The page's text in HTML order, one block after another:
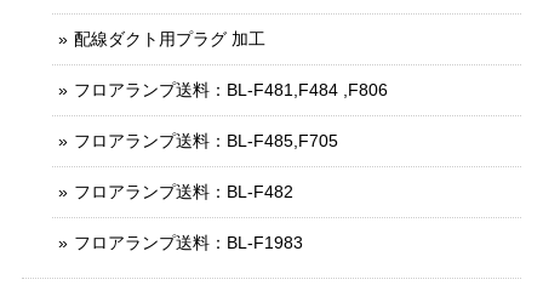
配線ダクト用プラグ 加工
フロアランプ送料：BL-F481,F484 ,F806
フロアランプ送料：BL-F485,F705
フロアランプ送料：BL-F482
フロアランプ送料：BL-F1983